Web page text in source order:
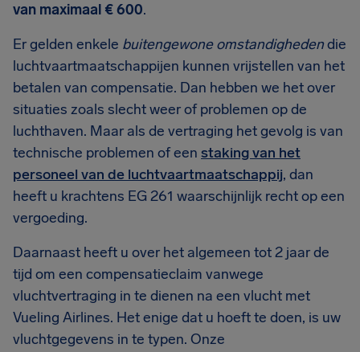
van maximaal € 600.
Er gelden enkele buitengewone omstandighedendie
luchtvaartmaatschappijen kunnen vrijstellen van het
betalen van compensatie. Dan hebben we het over
situaties zoals slecht weer of problemen op de
luchthaven. Maar als de vertraging het gevolg is van
technische problemen of een staking van het
personeel van de luchtvaartmaatschappij, dan
heeft u krachtens EG 261 waarschijnlijk recht op een
vergoeding.
Daarnaast heeft u over het algemeen tot 2 jaar de
tijd om een compensatieclaim vanwege
vluchtvertraging in te dienen na een vlucht met
Vueling Airlines. Het enige dat u hoeft te doen, is uw
vluchtgegevens in te typen. Onze